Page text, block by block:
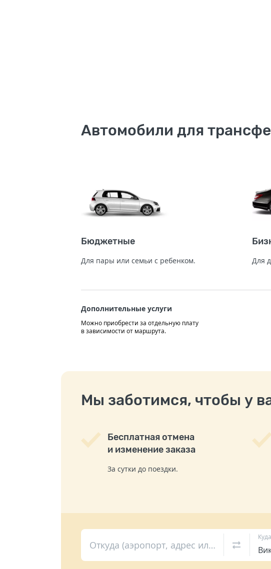
Автомобили для
Бюджетные
Для пары или семьи с ребенком. Для
Дополнительные услуги
Можно приобрести за отдельную плату
в зависимости от маршрута.
Мы заботимся, чтобы у
Бесплатная отмена
и изменение заказа
За сутки до поездки.
Откуда (аэропорт, адрес или вокзал)
Куда